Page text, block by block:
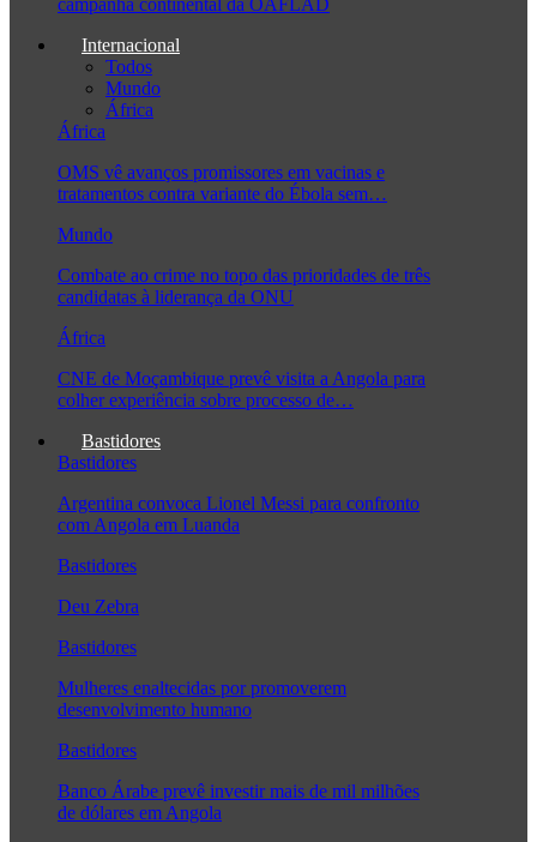
campanha continental da OAFLAD
Internacional
Todos
Mundo
África
África
OMS vê avanços promissores em vacinas e
tratamentos contra variante do Ébola sem…
Mundo
Combate ao crime no topo das prioridades de três
candidatas à liderança da ONU
África
CNE de Moçambique prevê visita a Angola para
colher experiência sobre processo de…
Bastidores
Bastidores
Argentina convoca Lionel Messi para confronto
com Angola em Luanda
Bastidores
Deu Zebra
Bastidores
Mulheres enaltecidas por promoverem
desenvolvimento humano
Bastidores
Banco Árabe prevê investir mais de mil milhões
de dólares em Angola